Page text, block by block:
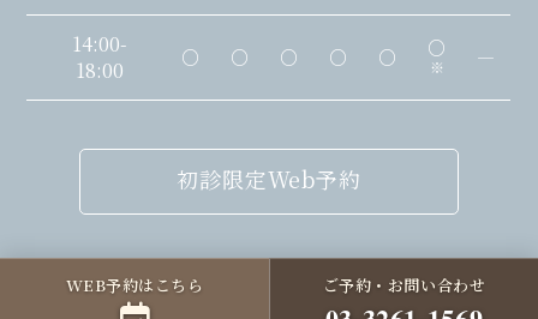
14:00-
18:00
○ ○ ○ ○ ○ ○
※ ―
初診限定Web予約
Copyright © KABE DENTAL CLINIC. All rights reserved.
WEB予約はこちら ご予約・お問い合わせ